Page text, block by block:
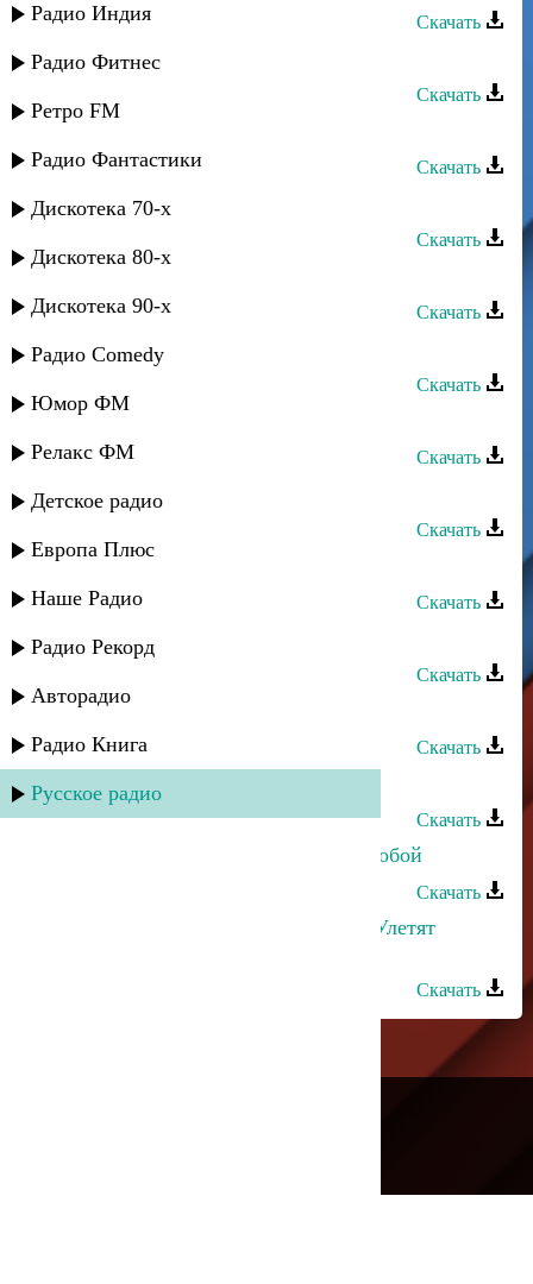
Радио Индия
Радио Фитнес
Ретро FM
Радио Фантастики
Дискотека 70-х
Дискотека 80-х
Дискотека 90-х
Радио Comedy
Юмор ФМ
Релакс ФМ
Детское радио
Европа Плюс
Наше Радио
Радио Рекорд
Авторадио
Радио Книга
Русское радио
Скачать
Лаура Алиева - Ангел
Скачать
Лаура Алиева - Несравнимый
Скачать
Лаура Алиева - Говорил
Скачать
Скачать
Лаура Алиева - Счастье
Скачать
Лаура Алиева - Пожалей меня
Скачать
Лаура Алиева - Таю
Скачать
Лаура Алиева - Сохраню любовь
Скачать
Лаура Алиева - Джаным
Скачать
Лаура Алиева - Даргинская
Скачать
Скачать
Лаура Алиева - Куда мне идти за тобой
Скачать
Руслан Гасанов и Лаура Алиева - Улетят
Скачать